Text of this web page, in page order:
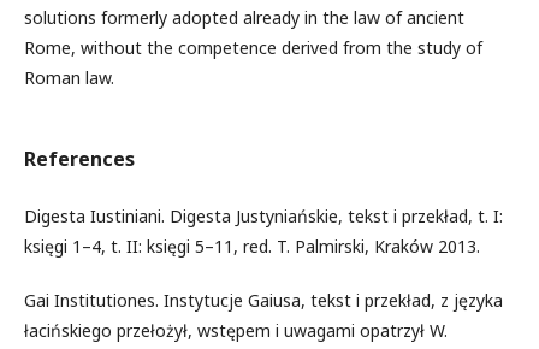
solutions formerly adopted already in the law of ancient
Rome, without the competence derived from the study of
Roman law.
References
Digesta Iustiniani. Digesta Justyniańskie, tekst i przekład, t. I:
księgi 1–4, t. II: księgi 5–11, red. T. Palmirski, Kraków 2013.
Gai Institutiones. Instytucje Gaiusa, tekst i przekład, z języka
łacińskiego przełożył, wstępem i uwagami opatrzył W.